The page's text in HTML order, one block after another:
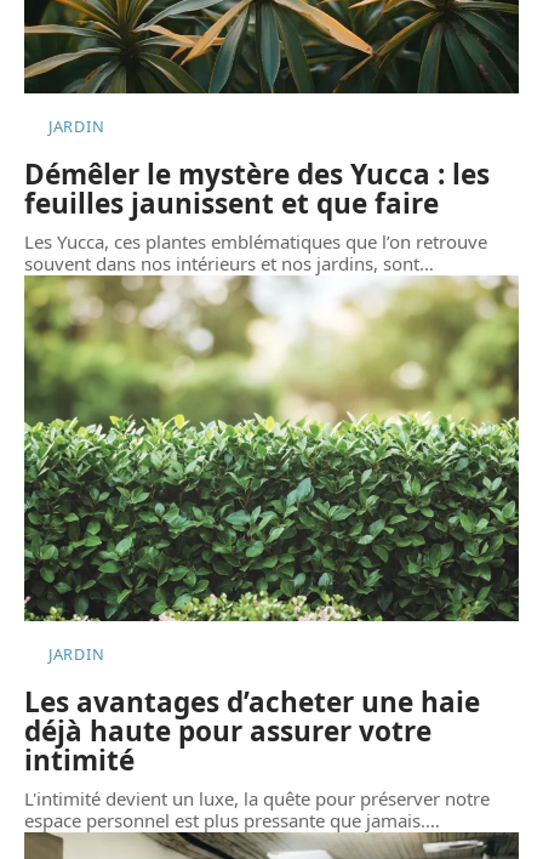
JARDIN
Démêler le mystère des Yucca : les
feuilles jaunissent et que faire
Les Yucca, ces plantes emblématiques que l’on retrouve
souvent dans nos intérieurs et nos jardins, sont…
JARDIN
Les avantages d’acheter une haie
déjà haute pour assurer votre
intimité
L'intimité devient un luxe, la quête pour préserver notre
espace personnel est plus pressante que jamais.…